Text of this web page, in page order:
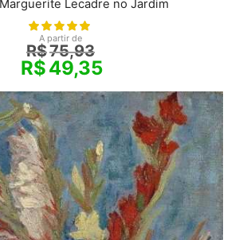
Lecadre no Jardim
A partir de
R$75,93
R$49,35